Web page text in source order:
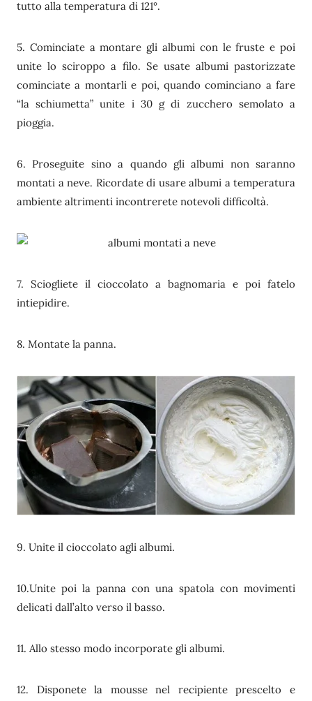
tutto alla temperatura di 121°.
5. Cominciate a montare gli albumi con le fruste e poi
unite lo sciroppo a filo. Se usate albumi pastorizzate
cominciate a montarli e poi, quando cominciano a fare
“la schiumetta” unite i 30 g di zucchero semolato a
pioggia.
6. Proseguite sino a quando gli albumi non saranno
montati a neve. Ricordate di usare albumi a temperatura
ambiente altrimenti incontrerete notevoli difficoltà.
7. Sciogliete il cioccolato a bagnomaria e poi fatelo
intiepidire.
8. Montate la panna.
9. Unite il cioccolato agli albumi.
10.Unite poi la panna con una spatola con movimenti
delicati dall’alto verso il basso.
11. Allo stesso modo incorporate gli albumi.
12. Disponete la mousse nel recipiente prescelto e